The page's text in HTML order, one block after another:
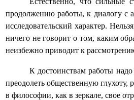
продолжению работы, к диалогу с
исследовательский характер.
ничего не говорит о том, каким
неизбежно приводит к
К достоинствам работы
преодолеть общественную глухоту,
в философии, как в зеркале, свое